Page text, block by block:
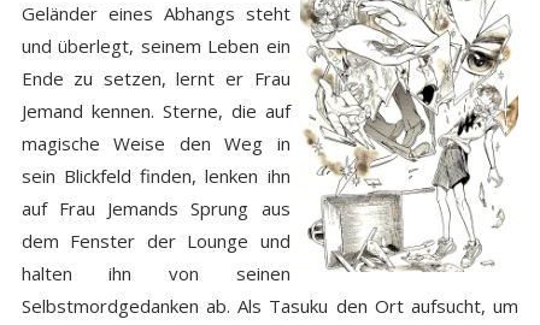
Geländer eines Abhangs steht
und überlegt, seinem Leben ein
Ende zu setzen, lernt er Frau
Jemand kennen. Sterne, die auf
magische Weise den Weg in
sein Blickfeld finden, lenken ihn
auf Frau Jemands Sprung aus
dem Fenster der Lounge und
halten ihn von seinen
Selbstmordgedanken ab. Als Tasuku den Ort aufsucht, um